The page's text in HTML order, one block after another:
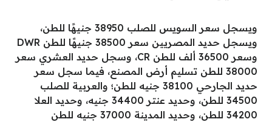
ويسجل سعر السويس للصلب 38950 جنيهًا للطن،
ويسجل حديد المصريين سعر 38500 جنيهًا للطن DWR
وسعر 36500 ألف للطن CR، وسجل حديد العشري سعر
38000 للطن تسليم أرض المصنع، فيما سجل سعر
حديد الجارحي 38100 جنيه للطن؛ والعربية للصلب
34500 للطن، وحديد عنتر 34400 جنيه، وحديد العلا
34200 للطن، وحديد المدينة 37000 جنيه للطن